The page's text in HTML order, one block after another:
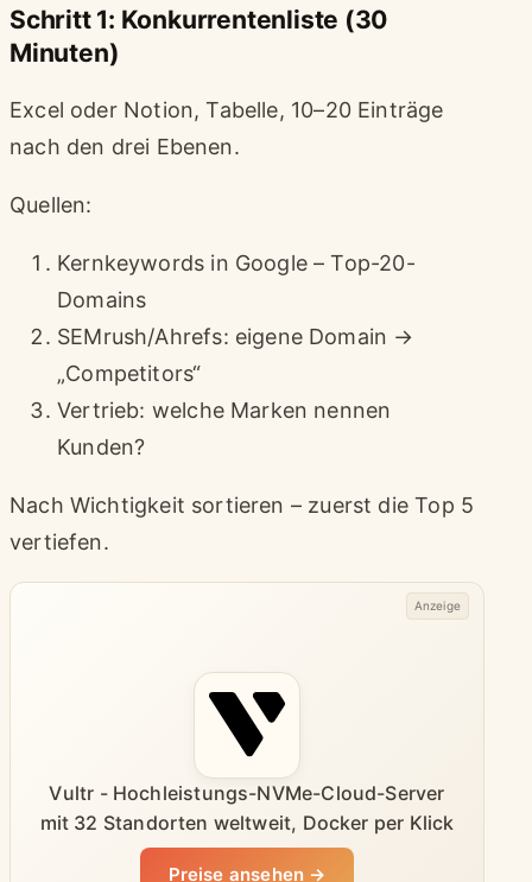
Schritt 1: Konkurrentenliste (30
Minuten)
Excel oder Notion, Tabelle, 10–20 Einträge
nach den drei Ebenen.
Quellen:
Kernkeywords in Google – Top-20-
Domains
SEMrush/Ahrefs: eigene Domain →
„Competitors“
Vertrieb: welche Marken nennen
Kunden?
Nach Wichtigkeit sortieren – zuerst die Top 5
vertiefen.
Vultr - Hochleistungs-NVMe-Cloud-Server
mit 32 Standorten weltweit, Docker per Klick
Preise ansehen →
Anzeige